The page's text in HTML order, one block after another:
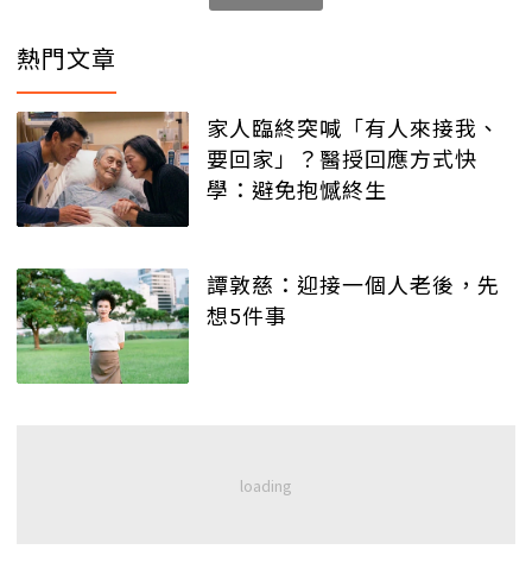
熱門文章
家人臨終突喊「有人來接我、
要回家」？醫授回應方式快
學：避免抱憾終生
譚敦慈：迎接一個人老後，先
想5件事